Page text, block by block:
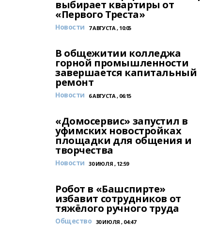
выбирает квартиры от
«Первого Треста»
Новости 7 АВГУСТА , 10:05
В общежитии колледжа
горной промышленности
завершается капитальный
ремонт
Новости 6 АВГУСТА , 06:15
«Домосервис» запустил в
уфимских новостройках
площадки для общения и
творчества
Новости 30 ИЮЛЯ , 12:59
Робот в «Башспирте»
избавит сотрудников от
тяжёлого ручного труда
Общество 30 ИЮЛЯ , 04:47